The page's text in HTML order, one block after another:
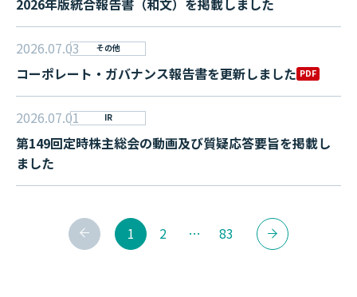
2026年版統合報告書（和文）を掲載しました
2026.07.03 その他
コーポレート・ガバナンス報告書を更新しました PDF
2026.07.01 IR
第149回定時株主総会の動画及び質疑応答要旨を掲載し
ました
1 2 … 83